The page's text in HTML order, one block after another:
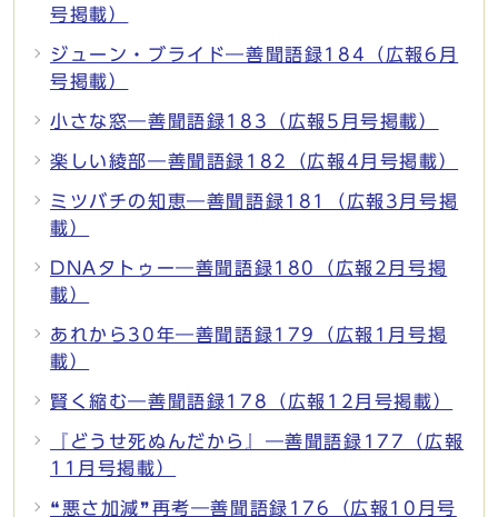
号掲載）
ジューン・ブライド―善聞語録184（広報6月
号掲載）
小さな窓―善聞語録183（広報5月号掲載）
楽しい綾部―善聞語録182（広報4月号掲載）
ミツバチの知恵―善聞語録181（広報3月号掲
載）
DNAタトゥー―善聞語録180（広報2月号掲
載）
あれから30年―善聞語録179（広報1月号掲
載）
賢く縮む―善聞語録178（広報12月号掲載）
『どうせ死ぬんだから』―善聞語録177（広報
11月号掲載）
❝悪さ加減❞再考―善聞語録176（広報10月号